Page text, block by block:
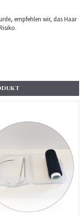
empfehlen wir, das Haar